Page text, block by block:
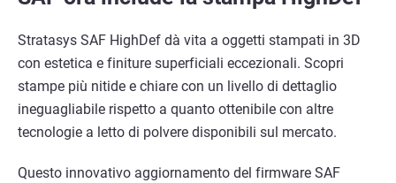
Stratasys SAF HighDef dà vita a oggetti stampati in 3D
con estetica e finiture superficiali eccezionali. Scopri
stampe più nitide e chiare con un livello di dettaglio
ineguagliabile rispetto a quanto ottenibile con altre
tecnologie a letto di polvere disponibili sul mercato.
Questo innovativo aggiornamento del firmware SAF